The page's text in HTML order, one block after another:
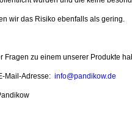
wir das Risiko ebenfalls als gering.
Fragen zu einem unserer Produkte
Mail-Adresse: info@pandikow.de